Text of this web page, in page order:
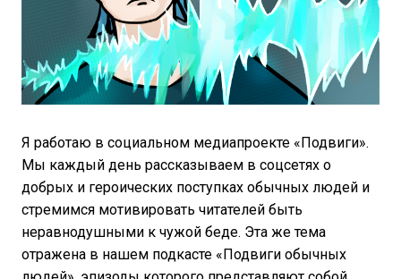
Я работаю в социальном медиапроекте «Подвиги».
Мы каждый день рассказываем в соцсетях о
добрых и героических поступках обычных людей и
стремимся мотивировать читателей быть
неравнодушными к чужой беде. Эта же тема
отражена в нашем подкасте «Подвиги обычных